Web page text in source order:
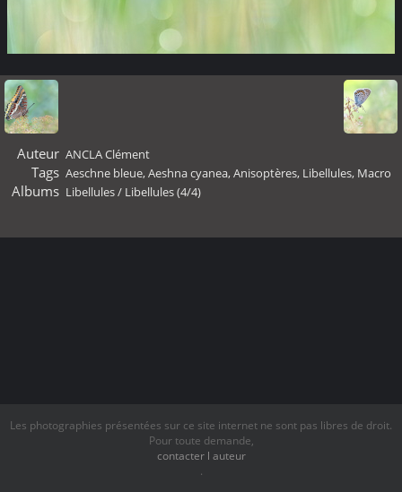
Auteur ANCLA Clément
Tags Aeschne bleue,Aeshna cyanea,Anisoptères, Libellules, Macro
Albums Libellules/ Libellules (4/4)
Les photographies présentées sur ce site internet ne sont pas libres de droit.
Pour toute demande,
contacter l auteur
.